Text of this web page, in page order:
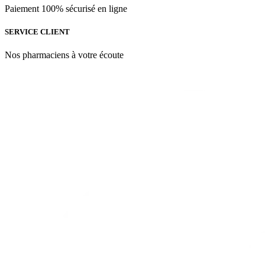
Paiement 100% sécurisé en ligne
SERVICE CLIENT
Nos pharmaciens à votre écoute